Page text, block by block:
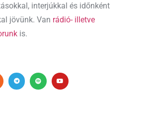
interjúkkal és időnként
jövünk. Van rádió- illetve
is.